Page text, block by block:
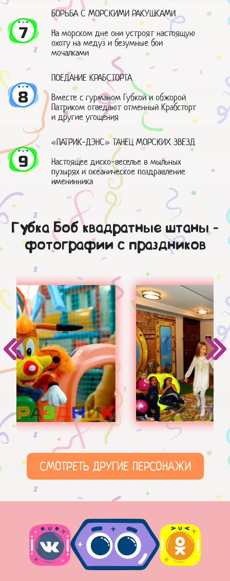
7
БОРЬБА С МОРСКИМИ РАКУШКАМИ
На морском дне они устроят настоящую
охоту на медуз и безумные бои
мочалками
8
ПОЕДАНИЕ КРАБСТОРТА
Вместе с гурманом Губкой и обжорой
Патриком отведают отменный Крабсторт
и другие угощения
9
«ПАТРИК-ДЭНС» ТАНЕЦ МОРСКИХ ЗВЕЗД
Настоящее диско-веселье в мыльных
пузырях и океаническое поздравление
именинника
Губка Боб квадратные штаны -
фотографии с праздников
СМОТРЕТЬ ДРУГИЕ ПЕРСОНАЖИ